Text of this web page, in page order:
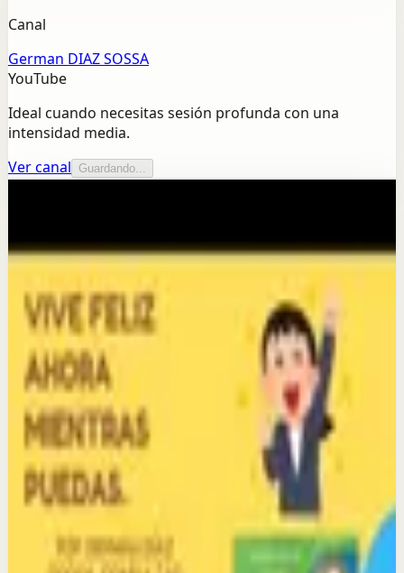
Canal
German DIAZ SOSSA
YouTube
Ideal cuando necesitas sesión profunda con una
intensidad media.
Ver canal
Guardando...
Seguir explorando
Sesión profunda
SÓLO QUIEN ARRIESGA SABE LO QUE ES
TRIUNFAR. -BAJE LA APP DE MI EMISORA
POSITIVA ESTEREO-3222187567
29 may
Sesión profunda
QUE NADA ALTERE LA PAZ DE SUS
PENSAMIENTOS. SOLICITE CONSULTA VIRTUAL
CON GERMÁN DÍAZ. 322 2187567